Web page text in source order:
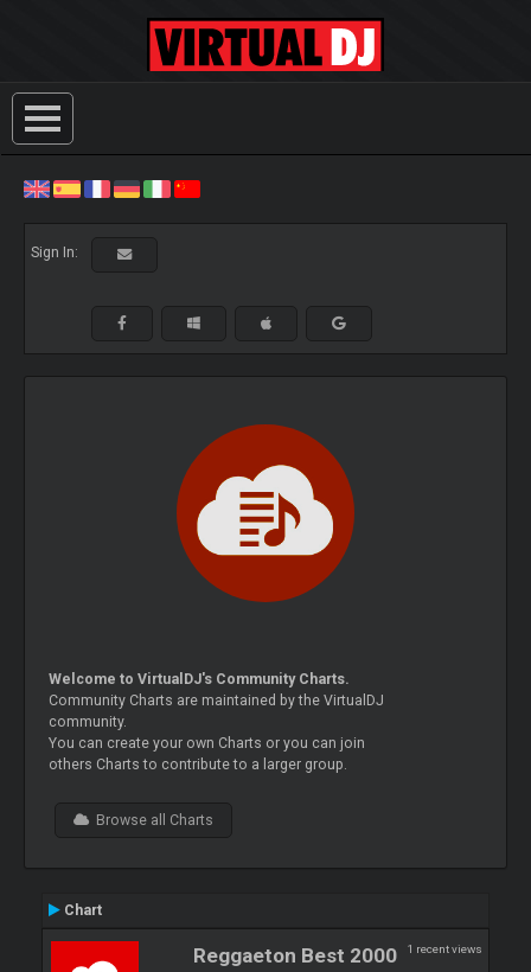
Sign In:
Welcome to VirtualDJ's Community Charts.
Community Charts are maintained by the VirtualDJ
community.
You can create your own Charts or you can join
others Charts to contribute to a larger group.
Browse all Charts
Chart
1 recent views
Reggaeton Best 2000